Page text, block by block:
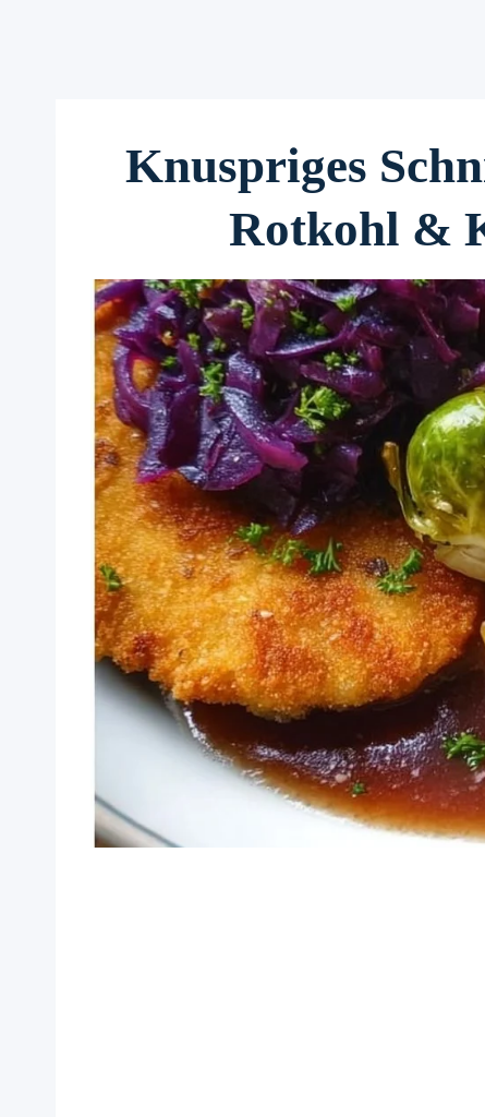
Knuspriges
Rotkohl &